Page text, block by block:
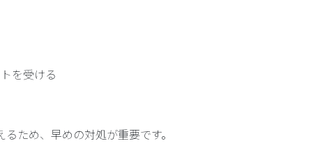
を受ける
ため、早めの対処が重要です。